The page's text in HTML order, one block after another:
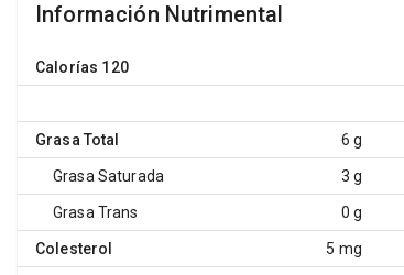
Información Nutrimental
Calorías 120
Grasa Total 6 g
Grasa Saturada 3 g
Grasa Trans 0 g
Colesterol 5 mg